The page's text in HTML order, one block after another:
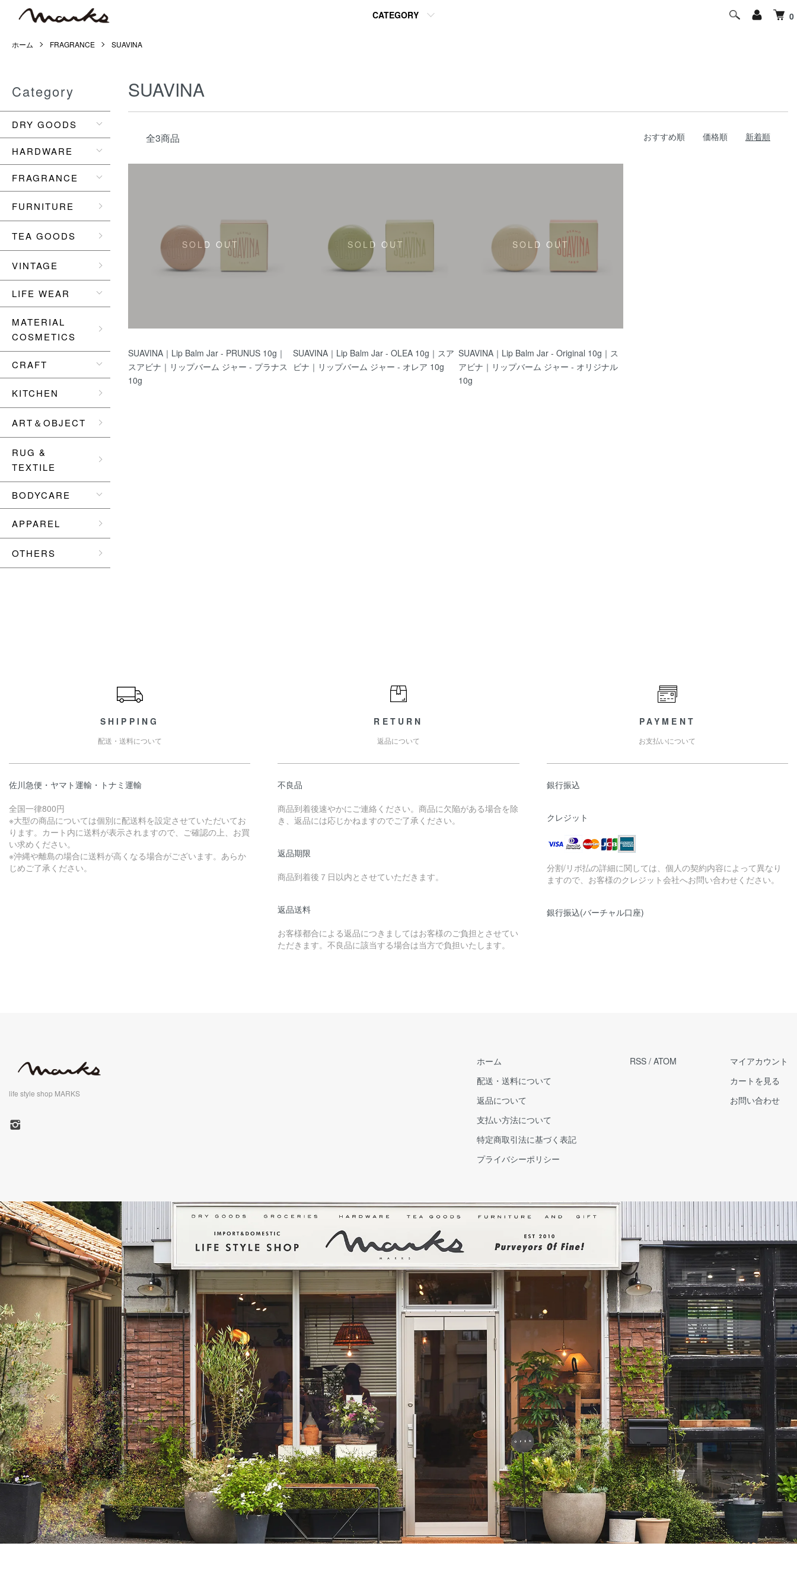
0
CATEGORY
ホーム FRAGRANCE SUAVINA
SUAVINA
全3商品 おすすめ順 価格順 新着順
SOLD OUT
SUAVINA｜Lip Balm Jar - PRUNUS 10g｜
スアビナ｜リップバーム ジャー - プラナス
10g
SOLD OUT
SUAVINA｜Lip Balm Jar - OLEA 10g｜スア
ビナ｜リップバーム ジャー - オレア 10g
SOLD OUT
SUAVINA｜Lip Balm Jar - Original 10g｜ス
アビナ｜リップバーム ジャー - オリジナル
10g
Category
DRY GOODS
HARDWARE
FRAGRANCE
FURNITURE
TEA GOODS
VINTAGE
LIFE WEAR
MATERIAL
COSMETICS
CRAFT
KITCHEN
ART＆OBJECT
RUG &
TEXTILE
BODYCARE
APPAREL
OTHERS
SHIPPING
配送・送料について
佐川急便・ヤマト運輸・トナミ運輸
全国一律800円
※大型の商品については個別に配送料を設定させていただいてお
ります。カート内に送料が表示されますので、ご確認の上、お買
い求めください。
※沖縄や離島の場合に送料が高くなる場合がございます。あらか
じめご了承ください。
RETURN
返品について
不良品
商品到着後速やかにご連絡ください。商品に欠陥がある場合を除
き、返品には応じかねますのでご了承ください。
返品期限
商品到着後７日以内とさせていただきます。
返品送料
お客様都合による返品につきましてはお客様のご負担とさせてい
ただきます。不良品に該当する場合は当方で負担いたします。
PAYMENT
お支払いについて
銀行振込
クレジット
分割/リボ払の詳細に関しては、個人の契約内容によって異なり
ますので、お客様のクレジット会社へお問い合わせください。
銀行振込(バーチャル口座)
life style shop MARKS
ホーム
配送・送料について
返品について
支払い方法について
特定商取引法に基づく表記
プライバシーポリシー
RSS / ATOM
マイアカウント
カートを見る
お問い合わせ